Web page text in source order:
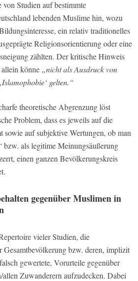
Studien auf bestimmte
lebenden Muslime hin, wozu
ein relativ traditionelles
Religionsorientierung oder eine
zählten. Der kritische Hinweis
könne „nicht als Ausdruck von
gelten.“
theoretische Abgrenzung löst
Problem, dass es jeweils auf die
auf subjektive Wertungen, ob man
bzw. als legitime Meinungsäußerung
einen ganzen Bevölkerungskreis
gegenüber Muslimen in
vieler Studien, die
bzw. deren, implizit
gewertete, Vorurteile gegenüber
Zuwanderern aufzudecken. Dabei